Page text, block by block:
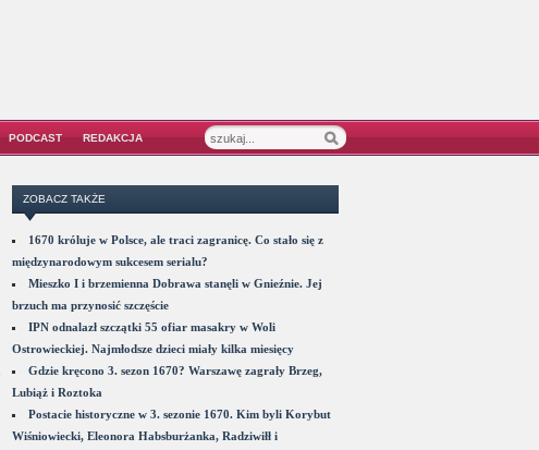
PODCAST REDAKCJA
ZOBACZ TAKŻE
1670 króluje w Polsce, ale traci zagranicę. Co stało się z
międzynarodowym sukcesem serialu?
Mieszko I i brzemienna Dobrawa stanęli w Gnieźnie. Jej
brzuch ma przynosić szczęście
IPN odnalazł szczątki 55 ofiar masakry w Woli
Ostrowieckiej. Najmłodsze dzieci miały kilka miesięcy
Gdzie kręcono 3. sezon 1670? Warszawę zagrały Brzeg,
Lubiąż i Roztoka
Postacie historyczne w 3. sezonie 1670. Kim byli Korybut
Wiśniowiecki, Eleonora Habsburżanka, Radziwiłł i